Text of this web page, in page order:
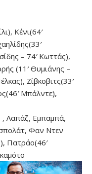
Κένι(64′
– 74′ Κωττάς),
(11′ Θυμιάνης –
Ζίβκοβιτς(33′
Μπάλντε),
, Λαπάζ, Εμπαμπά,
Φαν Ντεν
Πατράο(46′